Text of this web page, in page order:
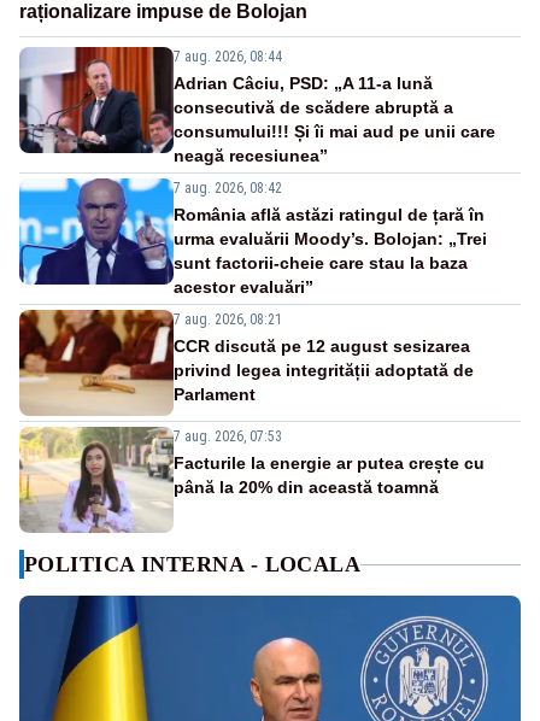
raționalizare impuse de Bolojan
7 aug. 2026, 08:44
Adrian Câciu, PSD: „A 11-a lună
consecutivă de scădere abruptă a
consumului!!! Și îi mai aud pe unii care
neagă recesiunea”
7 aug. 2026, 08:42
România află astăzi ratingul de țară în
urma evaluării Moody’s. Bolojan: „Trei
sunt factorii-cheie care stau la baza
acestor evaluări”
7 aug. 2026, 08:21
CCR discută pe 12 august sesizarea
privind legea integrității adoptată de
Parlament
7 aug. 2026, 07:53
Facturile la energie ar putea crește cu
până la 20% din această toamnă
POLITICA INTERNA - LOCALA